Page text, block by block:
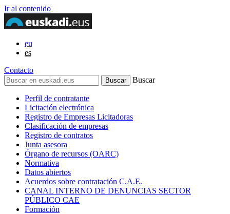
Ir al contenido
eu
es
Contacto
Buscar
Perfil de contratante
Licitación electrónica
Registro de Empresas Licitadoras
Clasificación de empresas
Registro de contratos
Junta asesora
Órgano de recursos (OARC)
Normativa
Datos abiertos
Acuerdos sobre contratación C.A.E.
CANAL INTERNO DE DENUNCIAS SECTOR
PÚBLICO CAE
Formación